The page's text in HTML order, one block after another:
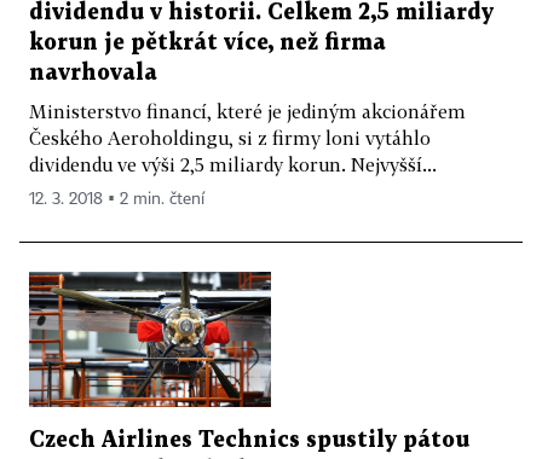
dividendu v historii. Celkem 2,5 miliardy
korun je pětkrát více, než firma
navrhovala
Ministerstvo financí, které je jediným akcionářem
Českého Aeroholdingu, si z firmy loni vytáhlo
dividendu ve výši 2,5 miliardy korun. Nejvyšší...
12. 3. 2018 ▪ 2 min. čtení
Czech Airlines Technics spustily pátou